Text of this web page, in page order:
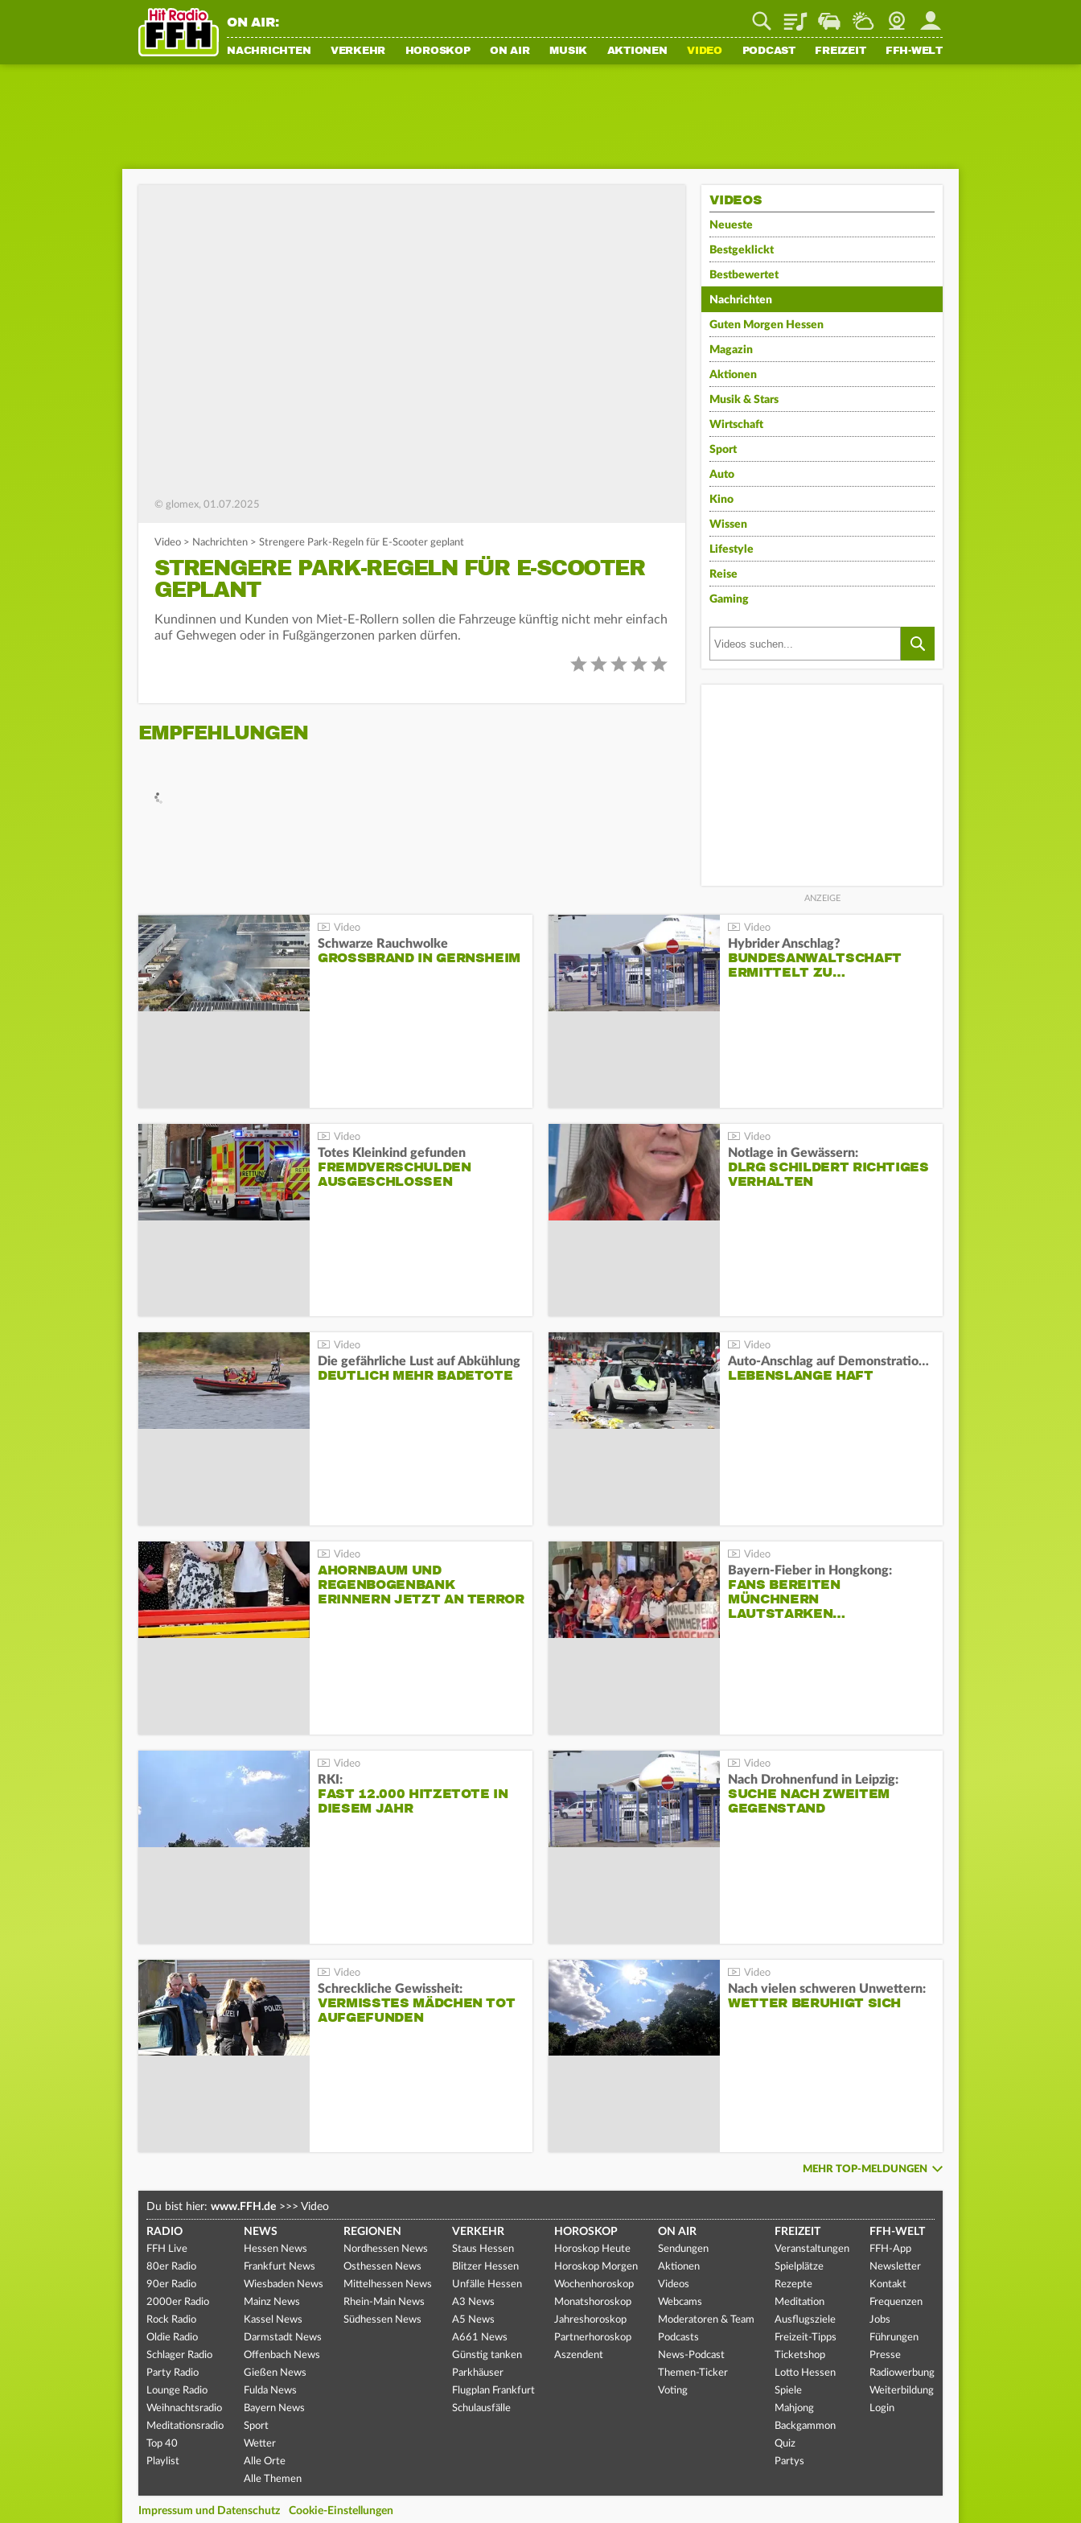
ON AIR: PlaylistStaupilotWetterWebcamMein FFH
NACHRICHTEN VERKEHR HOROSKOP ON AIR MUSIK AKTIONEN VIDEO PODCAST FREIZEIT FFH-WELT
© glomex, 01.07.2025
Video > Nachrichten > Strengere Park-Regeln für E-Scooter geplant
STRENGERE PARK-REGELN FÜR E-SCOOTER
GEPLANT
Kundinnen und Kunden von Miet-E-Rollern sollen die Fahrzeuge künftig nicht mehr einfach
auf Gehwegen oder in Fußgängerzonen parken dürfen.
EMPFEHLUNGEN
VIDEOS
Neueste
Bestgeklickt
Bestbewertet
Nachrichten
Guten Morgen Hessen
Magazin
Aktionen
Musik & Stars
Wirtschaft
Sport
Auto
Kino
Wissen
Lifestyle
Reise
Gaming
Schwarze Rauchwolke
GROSSBRAND IN GERNSHEIM
Hybrider Anschlag?
BUNDESANWALTSCHAFT
ERMITTELT ZU…
Totes Kleinkind gefunden
FREMDVERSCHULDEN
AUSGESCHLOSSEN
Notlage in Gewässern:
DLRG SCHILDERT RICHTIGES
VERHALTEN
Die gefährliche Lust auf Abkühlung
DEUTLICH MEHR BADETOTE
Auto-Anschlag auf Demonstration in München:
LEBENSLANGE HAFT
AHORNBAUM UND
REGENBOGENBANK
ERINNERN JETZT AN TERROR
Bayern-Fieber in Hongkong:
FANS BEREITEN
MÜNCHNERN
LAUTSTARKEN…
RKI:
FAST 12.000 HITZETOTE IN
DIESEM JAHR
Nach Drohnenfund in Leipzig:
SUCHE NACH ZWEITEM
GEGENSTAND
Schreckliche Gewissheit:
VERMISSTES MÄDCHEN TOT
AUFGEFUNDEN
Nach vielen schweren Unwettern:
WETTER BERUHIGT SICH
MEHR TOP-MELDUNGEN
Du bist hier: www.FFH.de >>> Video
RADIO
FFH Live
80er Radio
90er Radio
2000er Radio
Rock Radio
Oldie Radio
Schlager Radio
Party Radio
Lounge Radio
Weihnachtsradio
Meditationsradio
Top 40
Playlist
NEWS
Hessen News
Frankfurt News
Wiesbaden News
Mainz News
Kassel News
Darmstadt News
Offenbach News
Gießen News
Fulda News
Bayern News
Sport
Wetter
Alle Orte
Alle Themen
REGIONEN
Nordhessen News
Osthessen News
Mittelhessen News
Rhein-Main News
Südhessen News
VERKEHR
Staus Hessen
Blitzer Hessen
Unfälle Hessen
A3 News
A5 News
A661 News
Günstig tanken
Parkhäuser
Flugplan Frankfurt
Schulausfälle
HOROSKOP
Horoskop Heute
Horoskop Morgen
Wochenhoroskop
Monatshoroskop
Jahreshoroskop
Partnerhoroskop
Aszendent
ON AIR
Sendungen
Aktionen
Videos
Webcams
Moderatoren & Team
Podcasts
News-Podcast
Themen-Ticker
Voting
FREIZEIT
Veranstaltungen
Spielplätze
Rezepte
Meditation
Ausflugsziele
Freizeit-Tipps
Ticketshop
Lotto Hessen
Spiele
Mahjong
Backgammon
Quiz
Partys
FFH-WELT
FFH-App
Newsletter
Kontakt
Frequenzen
Jobs
Führungen
Presse
Radiowerbung
Weiterbildung
Login
Impressum und Datenschutz Cookie-Einstellungen